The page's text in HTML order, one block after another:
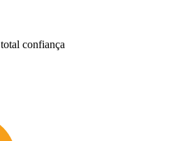
confiança